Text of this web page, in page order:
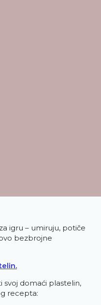
igru – umiruju, potiče
bezbrojne
svoj domaći plastelin,
recepta: